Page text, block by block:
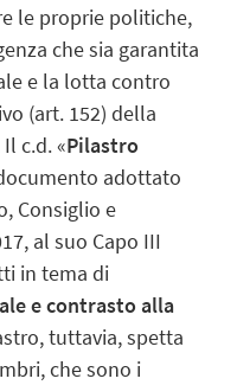
le proprie politiche,
che sia garantita
e la lotta contro
(art. 152) della
c.d. «Pilastro
adottato
Consiglio e
al suo Capo III
in tema di
e contrasto alla
tuttavia, spetta
che sono i